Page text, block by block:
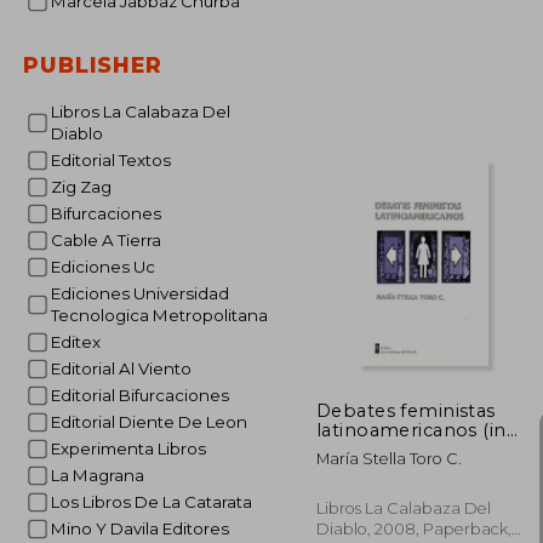
PUBLISHER
Libros La Calabaza Del
Diablo
Editorial Textos
Zig Zag
Bifurcaciones
Cable A Tierra
Ediciones Uc
Ediciones Universidad
Tecnologica Metropolitana
Editex
Editorial Al Viento
Editorial Bifurcaciones
Editorial Diente De Leon
Experimenta Libros
La Magrana
Los Libros De La Catarata
Mino Y Davila Editores
Debates feministas
latinoamericanos (in
Spanish)
María Stella Toro C.
Libros La Calabaza Del
Diablo, 2008, Paperback,